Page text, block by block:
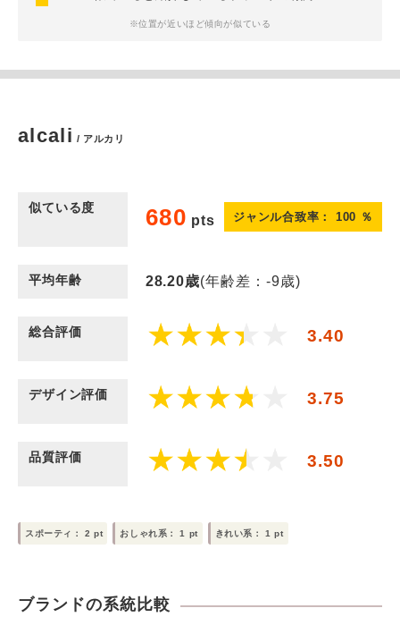
※位置が近いほど傾向が似ている
alcali / アルカリ
似ている度 680 pts ジャンル合致率： 100 ％
平均年齢 28.20歳(年齢差：-9歳)
総合評価 3.40
デザイン評価 3.75
品質評価 3.50
スポーティ：2pt おしゃれ系：1 pt きれい系：1pt
ブランドの系統比較